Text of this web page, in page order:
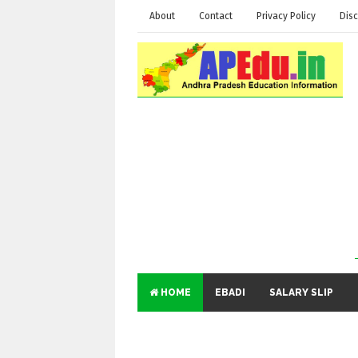
About Contact Privacy Policy
HOME EBADI SALARY SLIP